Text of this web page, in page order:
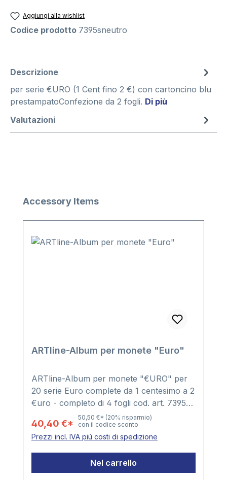
Aggiungi alla wishlist
Codice prodotto 7395sneutro
Descrizione
per serie €URO (1 Cent fino 2 €) con cartoncino blu
prestampatoConfezione da 2 fogli. Di più
Valutazioni
Salta la galleria dei prodotti
Accessory Items
ARTline-Album per monete "Euro"
ARTline-Album per monete "€URO" per
20 serie Euro complete da 1 centesimo a 2
€uro - completo di 4 fogli cod. art. 7395
(con taschine portamonete integrate) -
Con foglio intermedio nero -
ampliabileFormato album: 240 x 275 x 45
mm
40,40 €*
50,50 €* (20% risparmio)
con il codice sconto
Prezzi incl. IVA piú costi di spedizione
Nel carrello